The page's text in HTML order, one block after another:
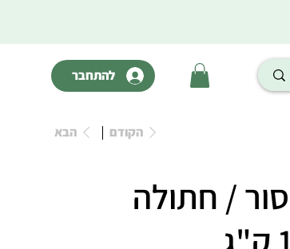
להתחבר
הקודם הבא
/ חתולה